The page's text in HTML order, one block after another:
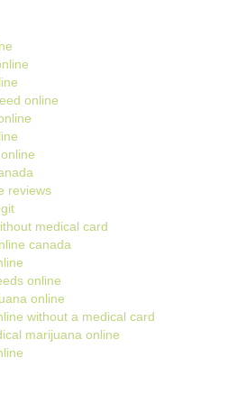
online
reviews
medical card
canada
online
online
without a medical card
marijuana online